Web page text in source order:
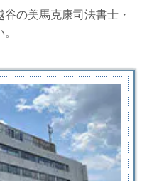
の美馬克康司法書士・